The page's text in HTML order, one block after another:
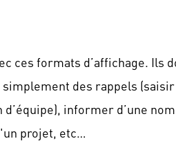
ces formats d’affichage. Ils
des rappels
informer d’une
projet, etc…